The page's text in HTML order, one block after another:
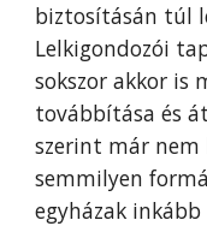
biztosításán túl
Lelkigondozói
sokszor akkor is
továbbítása és
szerint már nem
semmilyen
egyházak